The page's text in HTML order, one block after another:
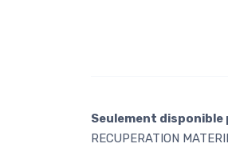
Seulement disponible
RECUPERATION